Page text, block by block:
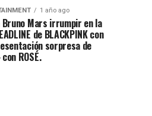
1 año ago
Bruno Mars irrumpir en la
de BLACKPINK con
sorpresa de
ROSÉ.